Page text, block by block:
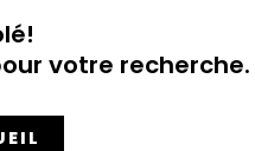
votre recherche.